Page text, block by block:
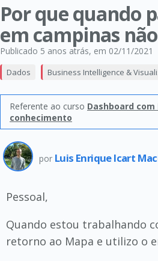
Por que quando
em campinas
Publicado 5 anos atrás, em 02/11/2021
Dados Business Intelligence &
Referente ao curso Dashboard
conhecimento
por Luis Enrique Icart
Pessoal,
Quando estou trabalhando
retorno ao Mapa e utilizo o